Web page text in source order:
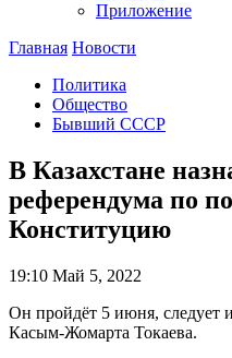
Приложение
Главная Новости
Политика
Общество
Бывший СССР
В Казахстане
референдума по
Конституцию
19:10 Май 5, 2022
Он пройдёт 5 июня, следует
Касым-Жомарта Токаева.